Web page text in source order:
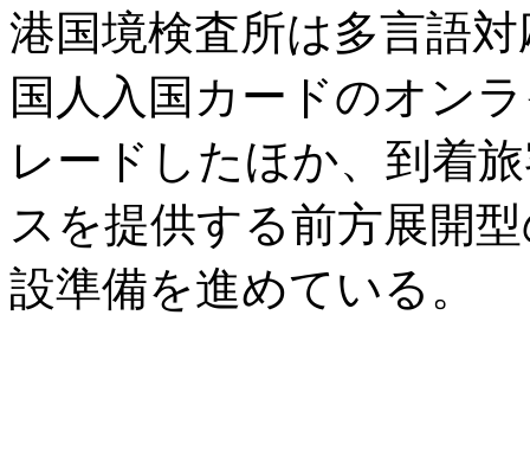
港国境検査所は多言語
国人入国カードのオン
レードしたほか、到着
スを提供する前方展開
設準備を進めている。